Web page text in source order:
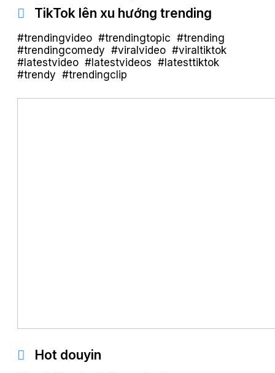
TikTok lên xu hướng trending
#trendingvideo #trendingtopic #trending
#trendingcomedy #viralvideo #viraltiktok
#latestvideo #latestvideos #latesttiktok
#trendy #trendingclip
Hot douyin